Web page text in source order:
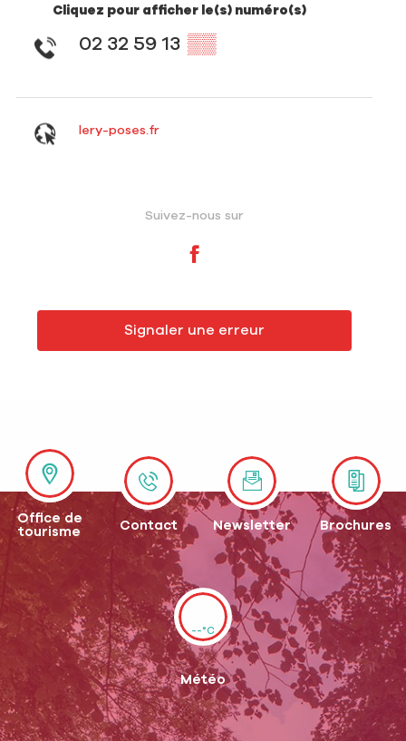
Cliquez pour afficher le(s) numéro(s)
02 32 59 13 ▒▒
lery-poses.fr
Suivez-nous sur
Signaler une erreur
Office de
tourisme
Contact Newsletter Brochures
--°C
Météo